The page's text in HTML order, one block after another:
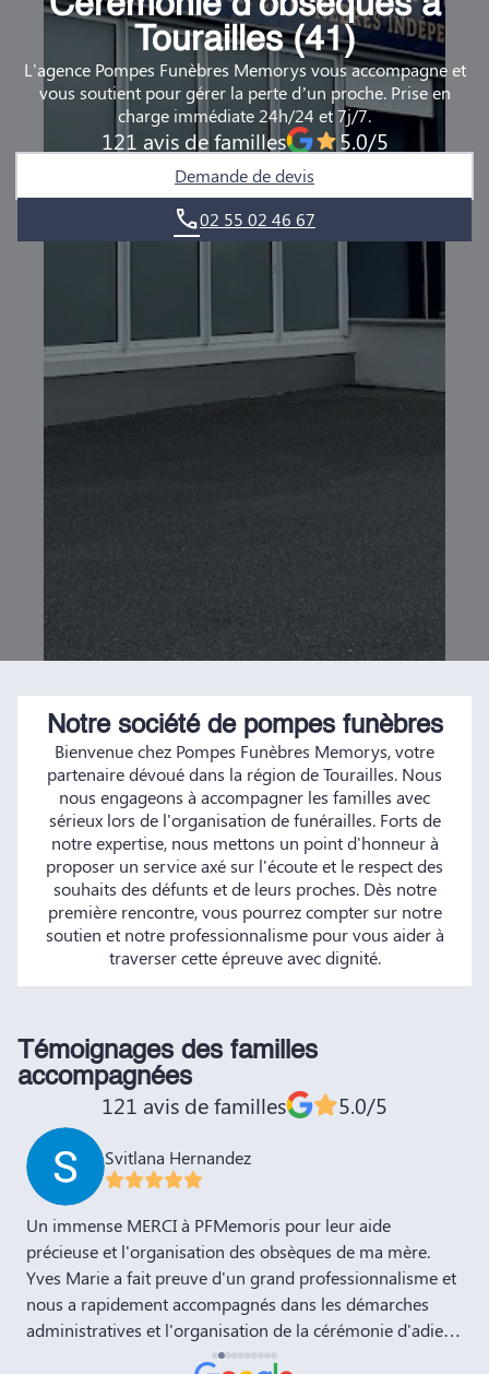
DEMANDE DE RENDEZ-VOUS EN AGENCE
QUI SOMMES-NOUS ?
NOUS REJOINDRE
Tourailles (41)
L'agence Pompes Funèbres Memorys vous accompagne et
vous soutient pour gérer la perte d’un proche. Prise en
charge immédiate 24h/24 et 7j/7.
121 avis de familles 5.0/5
Demande de devis
02 55 02 46 67
Notre société de pompes funèbres
Bienvenue chez Pompes Funèbres Memorys, votre
partenaire dévoué dans la région de Tourailles. Nous
nous engageons à accompagner les familles avec
sérieux lors de l'organisation de funérailles. Forts de
notre expertise, nous mettons un point d'honneur à
proposer un service axé sur l'écoute et le respect des
souhaits des défunts et de leurs proches. Dès notre
première rencontre, vous pourrez compter sur notre
soutien et notre professionnalisme pour vous aider à
traverser cette épreuve avec dignité.
Témoignages des familles
accompagnées
121 avis de familles 5.0/5
Svitlana Hernandez
Un immense MERCI à PFMemoris pour leur aide
précieuse et l'organisation des obsèques de ma mère.
Yves Marie a fait preuve d'un grand professionnalisme et
nous a rapidement accompagnés dans les démarches
administratives et l'organisation de la cérémonie d'adieu.
Nous souhaitons à votre entreprise prospérité et succès